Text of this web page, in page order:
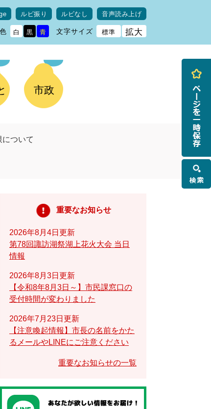
ルビ振り ルビなし 音声読み上げ
白 黒 青 文字サイズ 標準 拡大
市政
ついて
重要なお知らせ
2026年8月4日更新
第78回諏訪湖祭湖上花火大会 当日
情報
2026年8月3日更新
【令和8年8月3日～】市民課窓口の
受付時間が変わりました
2026年7月23日更新
【注意喚起情報】市長の名前をかた
るメールやLINEにご注意ください
重要なお知らせの一覧